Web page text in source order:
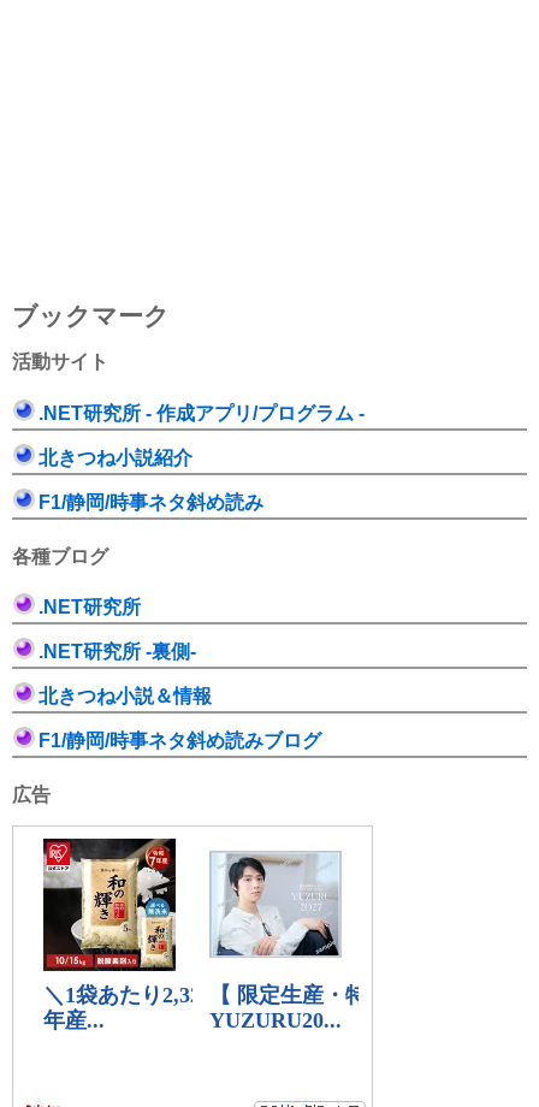
ブックマーク
活動サイト
.NET研究所 - 作成アプリ/プログラム -
北きつね小説紹介
F1/静岡/時事ネタ斜め読み
各種ブログ
.NET研究所
.NET研究所 -裏側-
北きつね小説＆情報
F1/静岡/時事ネタ斜め読みブログ
広告